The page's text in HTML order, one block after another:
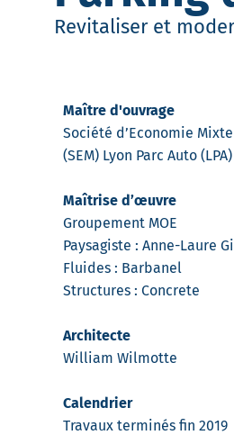
Revitaliser et
Maître d'ouvrage
Société d’Economie Mixte
(SEM) Lyon Parc Auto (LPA)
Maîtrise d’œuvre
Groupement MOE
Paysagiste : Anne-Laure
Fluides : Barbanel
Structures : Concrete
Architecte
William Wilmotte
Calendrier
Travaux terminés fin 2019